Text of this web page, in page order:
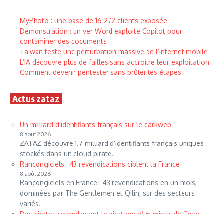
MyPhoto : une base de 16 272 clients exposée
Démonstration : un ver Word exploite Copilot pour
contaminer des documents
Taïwan teste une perturbation massive de l’internet mobile
L’IA découvre plus de failles sans accroître leur exploitation
Comment devenir pentester sans brûler les étapes
Actus zataz
Un milliard d’identifiants français sur le darkweb
8 août 2026
ZATAZ découvre 1.7 milliard d’identifiants français uniques
stockés dans un cloud pirate.
Rançongiciels : 43 revendications ciblent la France
8 août 2026
Rançongiciels en France : 43 revendications en un mois,
dominées par The Gentlemen et Qilin, sur des secteurs
variés.